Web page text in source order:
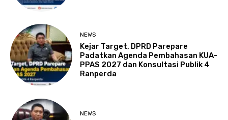
NEWS
Kejar Target, DPRD Parepare
Padatkan Agenda Pembahasan KUA-
PPAS 2027 dan Konsultasi Publik 4
Ranperda
NEWS